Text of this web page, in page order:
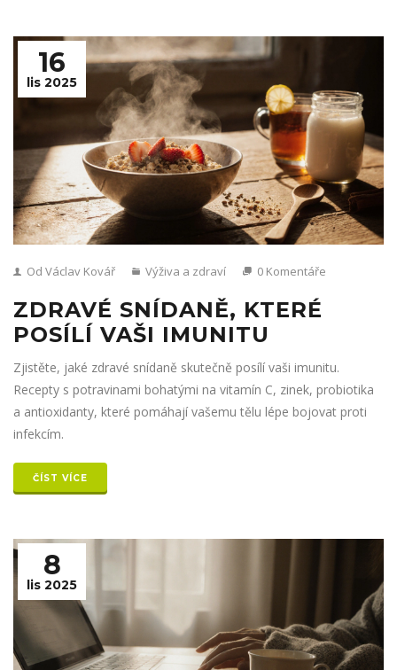
16
lis 2025
Od Václav Kovář Výživa a zdraví 0 Komentáře
ZDRAVÉ SNÍDANĚ, KTERÉ
POSÍLÍ VAŠI IMUNITU
Zjistěte, jaké zdravé snídaně skutečně posílí vaši imunitu.
Recepty s potravinami bohatými na vitamín C, zinek, probiotika
a antioxidanty, které pomáhají vašemu tělu lépe bojovat proti
infekcím.
ČÍST VÍCE
8
lis 2025